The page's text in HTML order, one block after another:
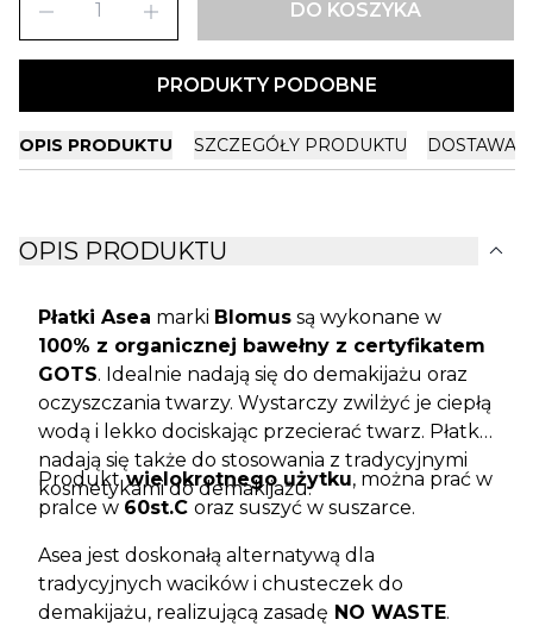
remove add DO KOSZYKA
PRODUKTY PODOBNE
OPIS PRODUKTU SZCZEGÓŁY PRODUKTU DOSTAWA
OPIS PRODUKTU expand_more
Płatki Asea marki Blomus są wykonane w
100% z organicznej bawełny z certyfikatem
GOTS. Idealnie nadają się do demakijażu oraz
oczyszczania twarzy. Wystarczy zwilżyć je ciepłą
wodą i lekko dociskając przecierać twarz. Płatki
nadają się także do stosowania z tradycyjnymi
kosmetykami do demakijażu.
Produktwielokrotnego użytku, można prać w
pralce w 60st.C oraz suszyć w suszarce.
Asea jest doskonałą alternatywą dla
tradycyjnych wacików i chusteczek do
demakijażu, realizującą zasadę NO WASTE.